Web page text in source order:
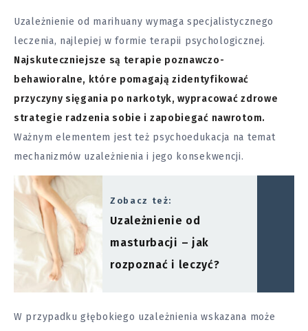
Uzależnienie od marihuany wymaga specjalistycznego
leczenia, najlepiej w formie terapii psychologicznej.
Najskuteczniejsze są terapie poznawczo-
behawioralne, które pomagają zidentyfikować
przyczyny sięgania po narkotyk, wypracować zdrowe
strategie radzenia sobie i zapobiegać nawrotom.
Ważnym elementem jest też psychoedukacja na temat
mechanizmów uzależnienia i jego konsekwencji.
Zobacz też:
Uzależnienie od
masturbacji – jak
rozpoznać i leczyć?
W przypadku głębokiego uzależnienia wskazana może